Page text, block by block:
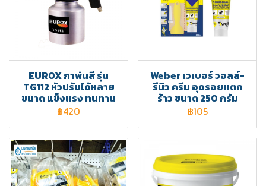
EUROX กาพ่นสี รุ่น
TG112 หัวปรับได้หลาย
ขนาด แข็งแรง ทนทาน
฿420
Weber เวเบอร์ วอลล์-
รีนิว ครีม อุดรอยแตก
ร้าว ขนาด 250 กรัม
฿105